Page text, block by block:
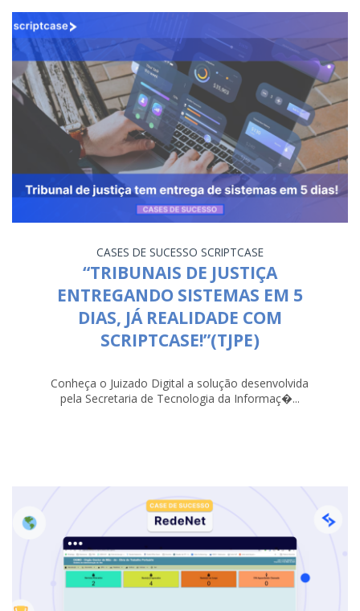
CASES DE SUCESSO SCRIPTCASE
“TRIBUNAIS DE JUSTIÇA
ENTREGANDO SISTEMAS EM 5
DIAS, JÁ REALIDADE COM
SCRIPTCASE!”(TJPE)
Conheça o Juizado Digital a solução desenvolvida
pela Secretaria de Tecnologia da Informaç�...